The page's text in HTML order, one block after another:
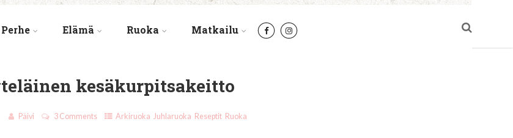
Perhe Elämä Ruoka Matkailu
kesäkurpitsakeitto
Päivi 3 Comments Arkiruoka Juhlaruoka Reseptit, Ruoka